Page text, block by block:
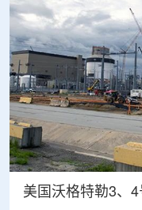
美国沃格特勒3、